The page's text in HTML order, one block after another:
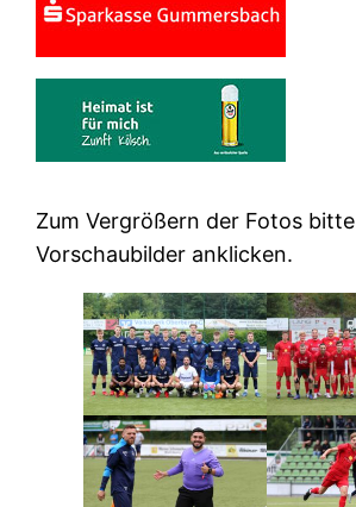
Zum Vergrößern der Fotos bitte
Vorschaubilder anklicken.